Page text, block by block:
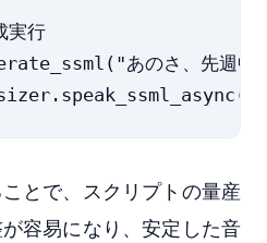
実行
あのさ、先週中に
とで、スクリプトの量産
容易になり、安定した音